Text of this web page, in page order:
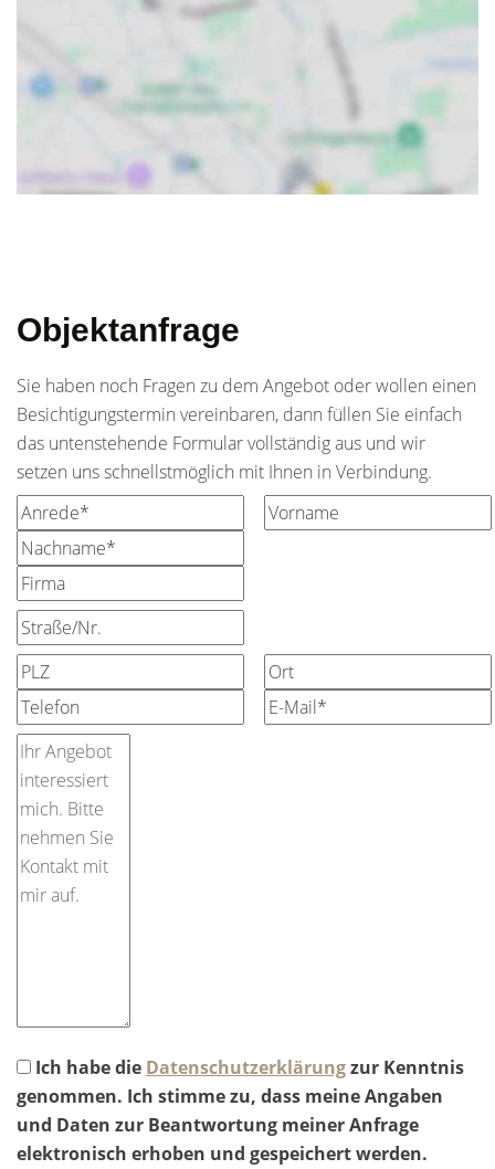
Objektanfrage
Sie haben noch Fragen zu dem Angebot oder wollen einen
Besichtigungstermin vereinbaren, dann füllen Sie einfach
das untenstehende Formular vollständig aus und wir
setzen uns schnellstmöglich mit Ihnen in Verbindung.
Ich habe die Datenschutzerklärungzur Kenntnis
genommen. Ich stimme zu, dass meine Angaben
und Daten zur Beantwortung meiner Anfrage
elektronisch erhoben und gespeichert werden.